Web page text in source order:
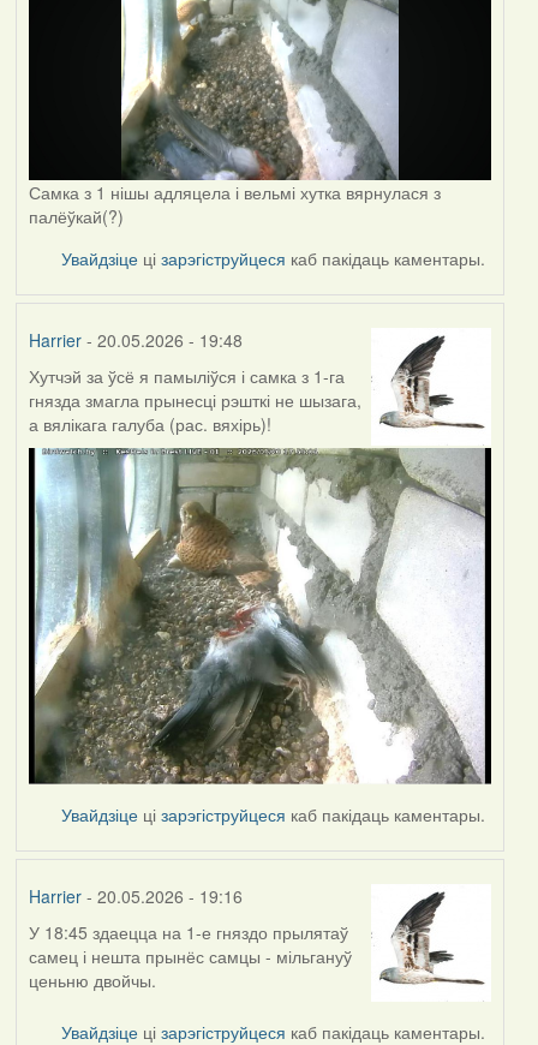
Самка з 1 нішы адляцела і вельмі хутка вярнулася з
палёўкай(?)
Увайдзіце цізарэгіструйцеся каб пакідаць каментары.
Harrier- 20.05.2026 - 19:48
Хутчэй за ўсё я памыліўся і самка з 1-га
гнязда змагла прынесці рэшткі не шызага,
а вялікага галуба (рас. вяхірь)!
Увайдзіце цізарэгіструйцеся каб пакідаць каментары.
Harrier- 20.05.2026 - 19:16
У 18:45 здаецца на 1-е гняздо прылятаў
самец і нешта прынёс самцы - мільгануў
ценьню двойчы.
Увайдзіце цізарэгіструйцеся каб пакідаць каментары.